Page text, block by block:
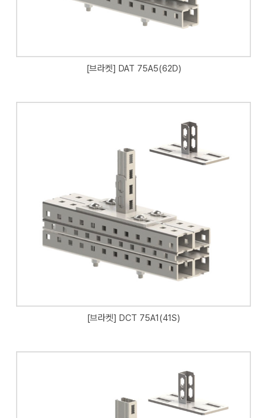
[브라켓] DAT 75A5(62D)
[브라켓] DCT 75A1(41S)